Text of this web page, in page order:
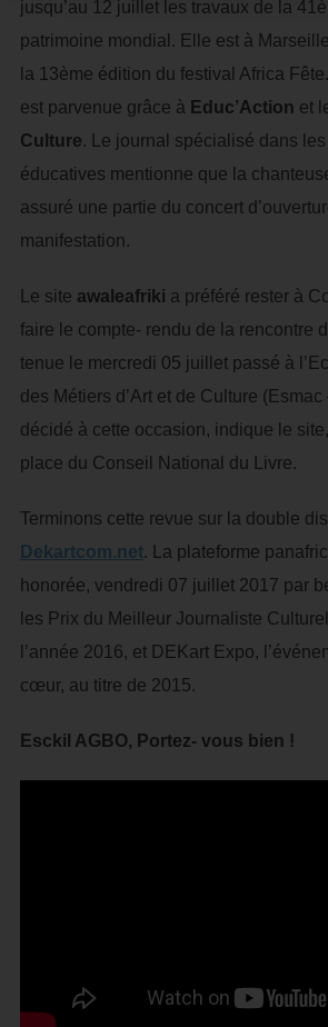
jusqu’au 12 juillet les travaux de la
patrimoine mondial. Elle est à
la 13ème édition du festival Africa
est parvenue grâce à Educ’Action et
Culture. Le journal spécialisé dans
éducatives mentionne que la
assuré une partie du concert
manifestation.
Le site awaleafriki a préféré rester à
faire le compte- rendu de la rencontre
tenue le mercredi 05 juillet passé à
des Métiers d’Art et de Culture
décidé à cette occasion, indique le
place du Conseil National du Livre.
Terminons cette revue sur la double
Dekartcom.net. La plateforme
honorée, vendredi 07 juillet 2017 par
les Prix du Meilleur Journaliste
l’année 2016, et DEKart Expo,
cœur, au titre de 2015.
Esckil AGBO, Portez- vous bien !